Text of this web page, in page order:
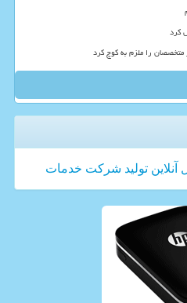
کرد
متخصصان را ملزم به کوچ کرد
آنلاین تولید شركت خدمات